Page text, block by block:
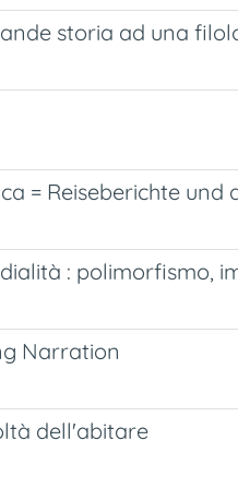
storia ad una
= Reiseberichte
: polimorfismo,
Narration
dell'abitare